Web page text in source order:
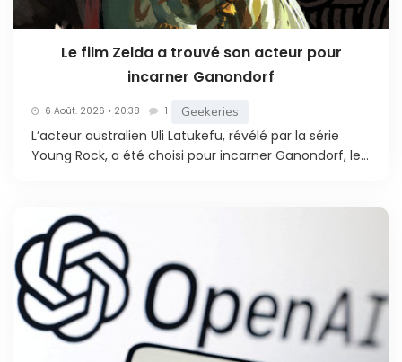
Le film Zelda a trouvé son acteur pour
incarner Ganondorf
6 Août. 2026 • 20:38 1 Geekeries
L’acteur australien Uli Latukefu, révélé par la série
Young Rock, a été choisi pour incarner Ganondorf, le...